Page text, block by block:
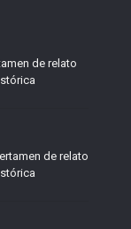
de relato
de relato